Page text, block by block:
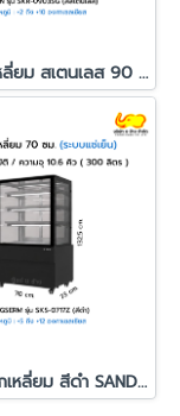
ตู้โชว์เค้กเหลี่ยม สเตนเลส 90 ซม. SANDEN รุ่น SKR-0903SG
ตู้แช่โชว์เค้กเหลี่ยม สีดำ SANDEN รุ่น SKS-0717Z